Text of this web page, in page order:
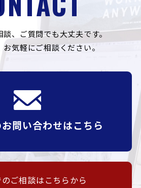
談、ご質問でも大丈夫です。
気軽にご相談ください。
問い合わせはこちら
ご相談はこちらから